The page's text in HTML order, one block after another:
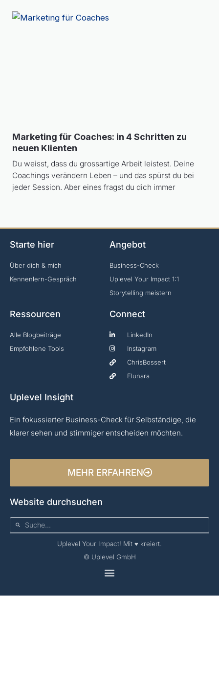
Marketing für Coaches: in 4 Schritten zu
neuen Klienten
Du weisst, dass du grossartige Arbeit leistest. Deine
Coachings verändern Leben – und das spürst du bei
jeder Session. Aber eines fragst du dich immer
Starte hier
Über dich & mich
Kennenlern-Gespräch
Angebot
Business-Check
Uplevel Your Impact 1:1
Storytelling meistern
Ressourcen
Alle Blogbeiträge
Empfohlene Tools
Connect
LinkedIn
Instagram
ChrisBossert
Elunara
Uplevel Insight
Ein fokussierter Business-Check für Selbständige, die
klarer sehen und stimmiger entscheiden möchten.
MEHR ERFAHREN
Website durchsuchen
Uplevel Your Impact! Mit ♥️ kreiert.
© Uplevel GmbH